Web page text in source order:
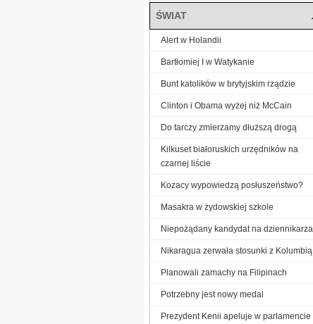
ŚWIAT
Alert w Holandii
Bartłomiej I w Watykanie
Bunt katolików w brytyjskim rządzie
Clinton i Obama wyżej niż McCain
Do tarczy zmierzamy dłuższą drogą
Kilkuset białoruskich urzędników na
czarnej liście
Kozacy wypowiedzą posłuszeństwo?
Masakra w żydowskiej szkole
Niepożądany kandydat na dziennikarza
Nikaragua zerwała stosunki z Kolumbią
Planowali zamachy na Filipinach
Potrzebny jest nowy medal
Prezydent Kenii apeluje w parlamencie